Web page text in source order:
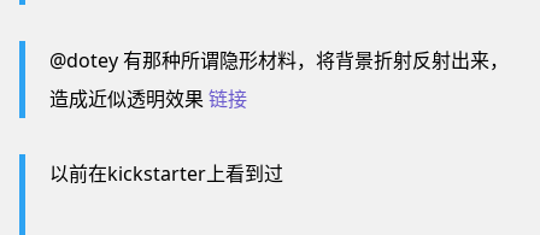
@dotey 有那种所谓隐形材料，将背景折射反射出来，
造成近似透明效果 链接
以前在kickstarter上看到过